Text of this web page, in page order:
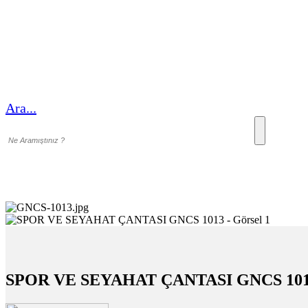
Ara...
SPOR VE SEYAHAT ÇANTASI GNCS